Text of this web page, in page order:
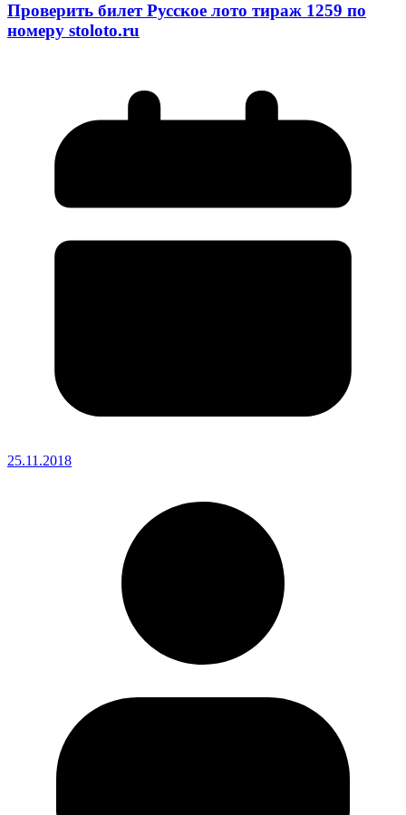
Проверить билет Русское лото тираж 1259 по
номеру stoloto.ru
25.11.2018